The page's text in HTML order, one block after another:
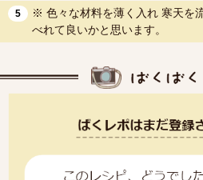
5
※ 色々な材料を薄く入れ 寒天を
べれて良いかと思います。